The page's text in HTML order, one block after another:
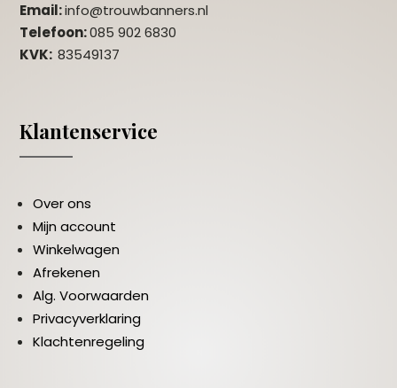
Email:info@trouwbanners.nl
Telefoon:085 902 6830
KVK:83549137
Klantenservice
Over ons
Mijn account
Winkelwagen
Afrekenen
Alg. Voorwaarden
Privacyverklaring
Klachtenregeling